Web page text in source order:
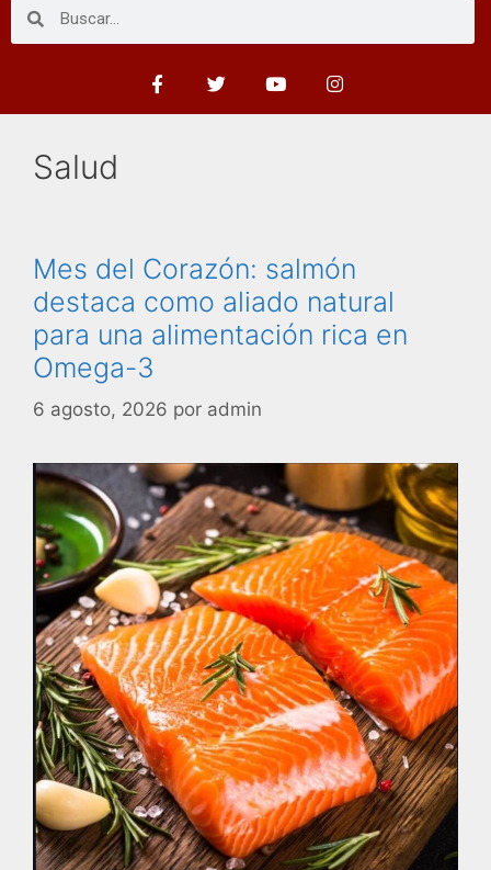
Salud
Mes del Corazón: salmón
destaca como aliado natural
para una alimentación rica en
Omega-3
6 agosto, 2026 por admin